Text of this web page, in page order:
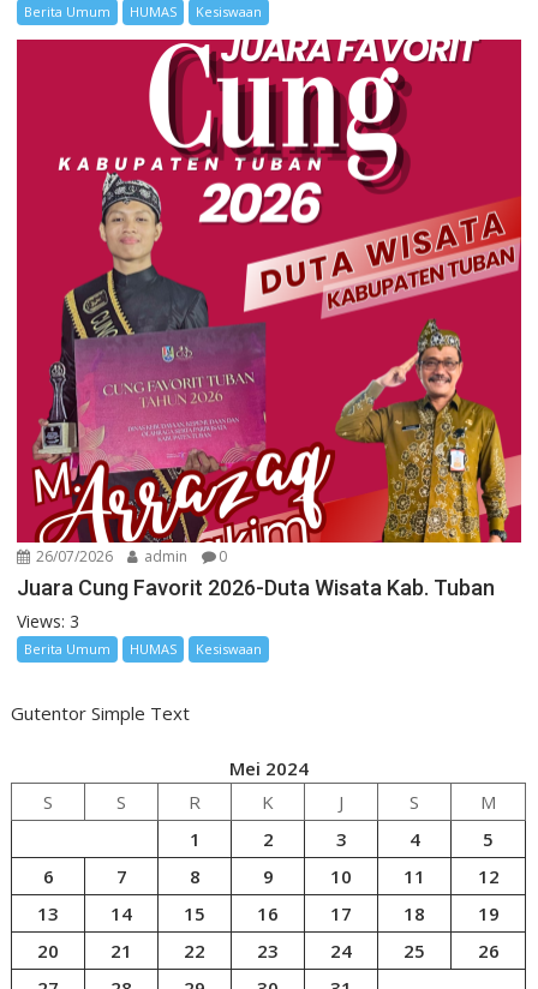
Berita Umum HUMAS Kesiswaan
26/07/2026 admin 0
Juara Cung Favorit 2026-Duta Wisata Kab. Tuban
Views: 3
Berita Umum HUMAS Kesiswaan
Gutentor Simple Text
Mei 2024
S
S R K J S
M
1
2 3 4
5
6
7 8 9 10 11
12
13
14 15 16 17 18
19
20
21 22 23 24 25
26